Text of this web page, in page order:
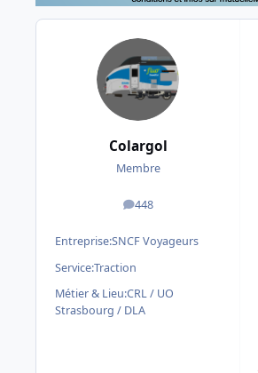
Colargol
Membre
448
messages
Entreprise:SNCF Voyageurs
Service:Traction
Métier & Lieu:CRL / UO
Strasbourg / DLA